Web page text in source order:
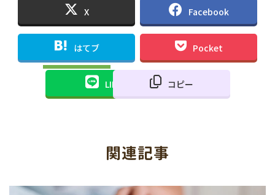
X Facebook
はてブ Pocket
LINE コピー
関連記事